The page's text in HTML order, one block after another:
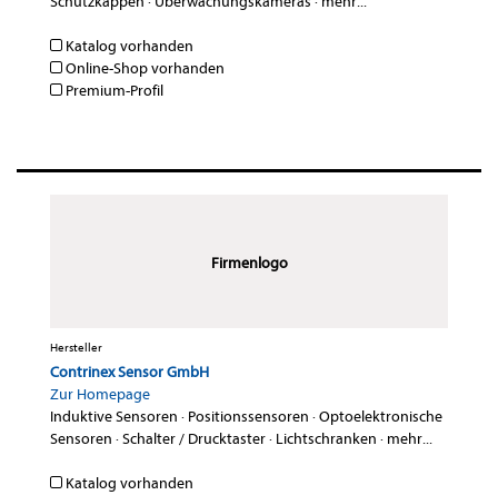
Katalog vorhanden
Online-Shop vorhanden
Premium-Profil
Firmenlogo
Hersteller
Contrinex Sensor GmbH
Zur Homepage
Induktive Sensoren · Positionssensoren ·Optoelektronische
Sensoren ·Schalter / Drucktaster· Lichtschranken · mehr...
Katalog vorhanden